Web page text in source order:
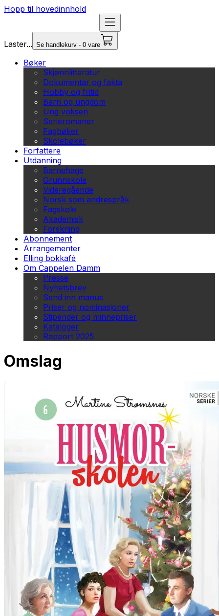
Hopp til hovedinnhold
Laster... Se handlekurv - 0 vare
Bøker
Skjønnlitteratur
Dokumentar og fakta
Hobby og fritid
Barn og ungdom
Ung voksen
Serieromaner
Fagbøker
Skolebøker
Forfattere
Utdanning
Barnehage
Grunnskole
Videregående
Norsk som andrespråk
Fagskole
Akademisk
Forskning
Abonnement
Arrangementer
Elling bokkafé
Om Cappelen Damm
Presse
Nyhetsbrev
Send inn manus
Priser og nominasjoner
Stipender og minnepriser
Kataloger
Rapport 2025
Omslag